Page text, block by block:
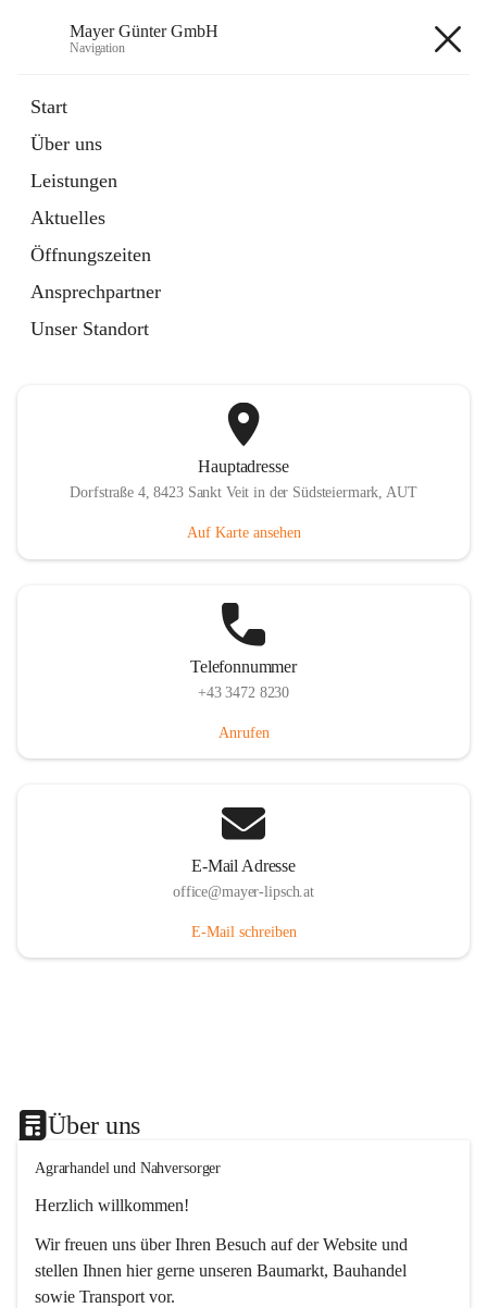
Mayer Günter GmbH
Navigation
Start
Über uns
Leistungen
Aktuelles
Öffnungszeiten
Ansprechpartner
Unser Standort
Artikel
in
Tab
TRANSPORTE
Artikel
öffnet
in
neuem
Tab
Hauptadresse
Dorfstraße 4, 8423 Sankt Veit in der Südsteiermark, AUT
Auf Karte ansehen
Telefonnummer
+43 3472 8230
Anrufen
E-Mail Adresse
office@mayer-lipsch.at
E-Mail schreiben
Über uns
Agrarhandel und Nahversorger
Herzlich willkommen!
Wir freuen uns über Ihren Besuch auf der Website und
stellen Ihnen hier gerne unseren Baumarkt, Bauhandel
sowie Transport vor.